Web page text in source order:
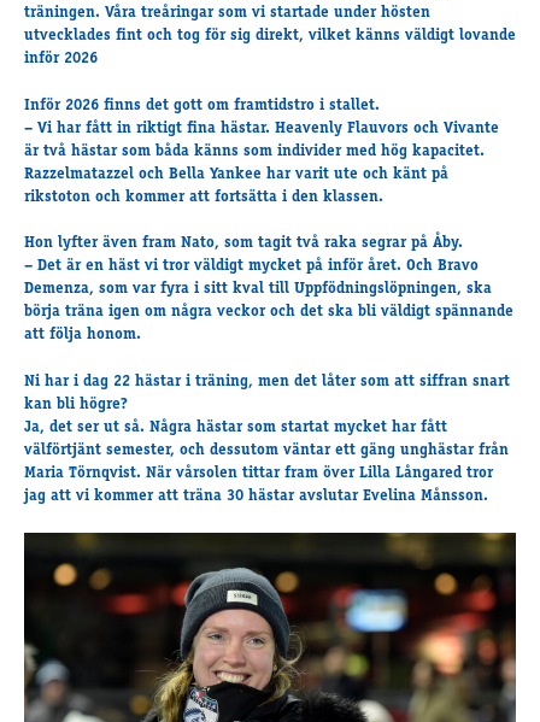
Supertorsdag för företag
Supertorsdag
Ridsport
Om travskolan
Licenskurser
Kursutbud och Aktiviteter
Ungdoms­stipendium
Ledningsgrupp
Kontakt
Styrelsen
Åby Trav­sällskap
Intresseföreningar
Press
träningen. Våra treåringar som vi startade under hösten
utvecklades fint och tog för sig direkt, vilket känns väldigt lovande
inför 2026
Inför 2026 finns det gott om framtidstro i stallet.
– Vi har fått in riktigt fina hästar. Heavenly Flauvors och Vivante
är två hästar som båda känns som individer med hög kapacitet.
Razzelmatazzeloch Bella Yankee har varit ute och känt på
rikstoton och kommer att fortsätta i den klassen.
Hon lyfter även fram Nato, som tagit två raka segrar på Åby.
– Det är en häst vi tror väldigt mycket på inför året. Och Bravo
Demenza, som var fyra i sitt kval till Uppfödningslöpningen, ska
börja träna igen om några veckor och det ska bli väldigt spännande
att följa honom.
Ni har i dag 22 hästar i träning, men det låter som att siffran snart
kan bli högre?
Ja, det ser ut så. Några hästar som startat mycket har fått
välförtjänt semester, och dessutom väntar ett gäng unghästar från
Maria Törnqvist. När vårsolen tittar fram över Lilla Långared tror
jag att vi kommer att träna 30 hästar avslutar Evelina Månsson.